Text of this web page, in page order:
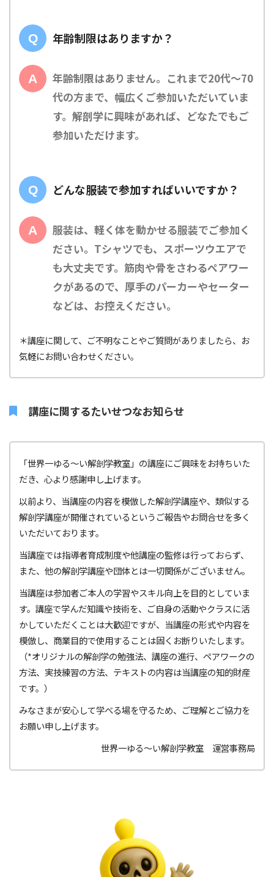
年齢制限はありますか？
年齢制限はありません。これまで20代〜70
代の方まで、幅広くご参加いただいていま
す。解剖学に興味があれば、どなたでもご
参加いただけます。
どんな服装で参加すればいいですか？
服装は、軽く体を動かせる服装でご参加く
ださい。Tシャツでも、スポーツウエアで
も大丈夫です。筋肉や骨をさわるペアワー
クがあるので、厚手のパーカーやセーター
などは、お控えください。
＊講座に関して、ご不明なことやご質問がありましたら、お
気軽にお問い合わせください。
講座に関するたいせつなお知らせ
「世界一ゆる〜い解剖学教室」の講座にご興味をお持ちいた
だき、心より感謝申し上げます。
以前より、当講座の内容を模倣した解剖学講座や、類似する
解剖学講座が開催されているというご報告やお問合せを多く
いただいております。
当講座では指導者育成制度や他講座の監修は行っておらず、
また、他の解剖学講座や団体とは一切関係がございません。
当講座は参加者ご本人の学習やスキル向上を目的としていま
す。講座で学んだ知識や技術を、ご自身の活動やクラスに活
かしていただくことは大歓迎ですが、当講座の形式や内容を
模倣し、商業目的で使用することは固くお断りいたします。
（*オリジナルの解剖学の勉強法、講座の進行、ペアワークの
方法、実技練習の方法、テキストの内容は当講座の知的財産
です。）
みなさまが安心して学べる場を守るため、ご理解とご協力を
お願い申し上げます。
世界一ゆる～い解剖学教室 運営事務局